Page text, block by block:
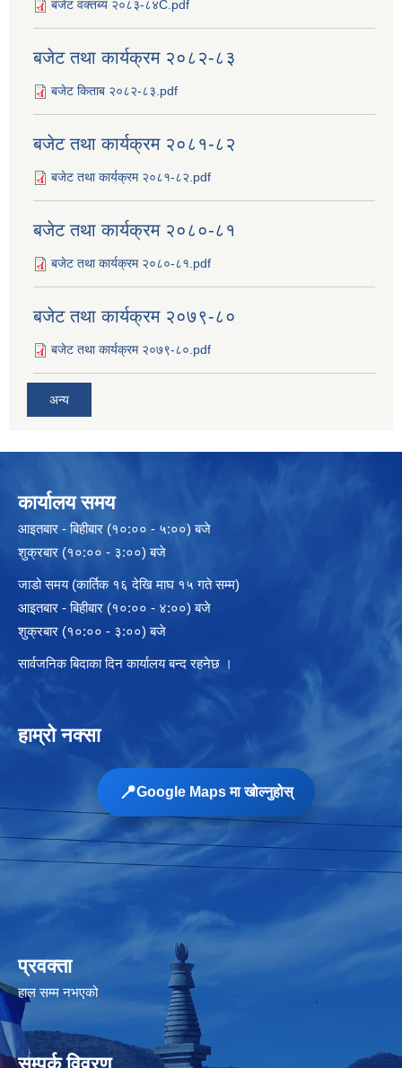
बजेट वक्तब्य २०८३-८४C.pdf
बजेट तथा कार्यक्रम २०८२-८३
बजेट किताब २०८२-८३.pdf
बजेट तथा कार्यक्रम २०८१-८२
बजेट तथा कार्यक्रम २०८१-८२.pdf
बजेट तथा कार्यक्रम २०८०-८१
बजेट तथा कार्यक्रम २०८०-८१.pdf
बजेट तथा कार्यक्रम २०७९-८०
बजेट तथा कार्यक्रम २०७९-८०.pdf
अन्य
कार्यालय समय
आइतबार - बिहीबार (१०:०० - ५:००) बजे
शुक्रबार (१०:०० - ३:००) बजे
जाडो समय (कार्तिक १६ देखि माघ १५ गते सम्म)
आइतबार - बिहीबार (१०:०० - ४:००) बजे
शुक्रबार (१०:०० - ३:००) बजे
सार्वजनिक बिदाका दिन कार्यालय बन्द रहनेछ ।
हाम्रो नक्सा
📍Google Maps मा खोल्नुहोस्
प्रवक्ता
हाल सम्म नभएको